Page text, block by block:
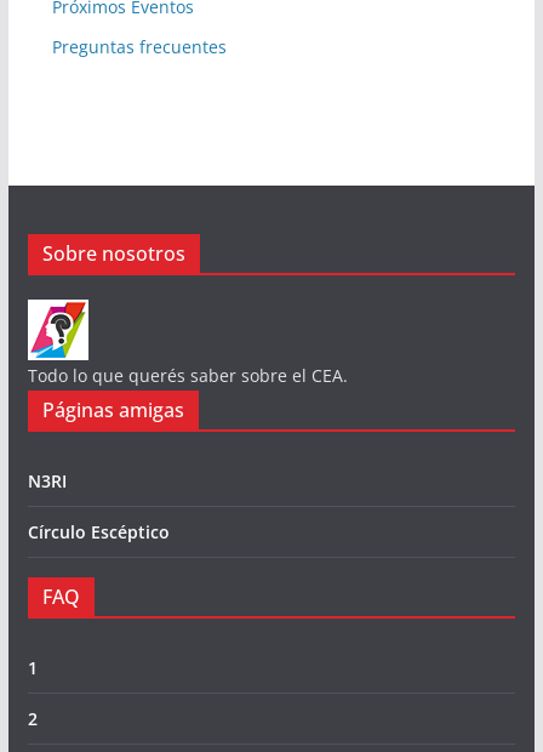
Próximos Eventos
Preguntas frecuentes
Sobre nosotros
Todo lo que querés saber sobre el CEA.
Páginas amigas
N3RI
Círculo Escéptico
FAQ
1
2